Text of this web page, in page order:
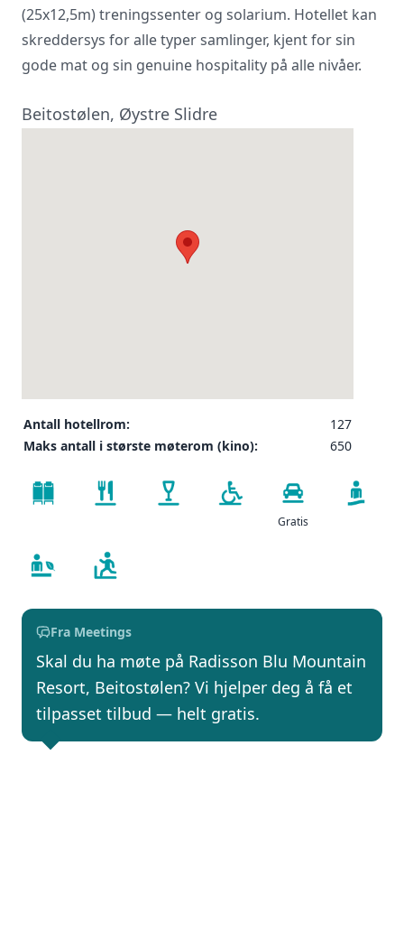
(25x12,5m) treningssenter og solarium. Hotellet kan
skreddersys for alle typer samlinger, kjent for sin
gode mat og sin genuine hospitality på alle nivåer.
Beitostølen, Øystre Slidre
Antall hotellrom:
127
Maks antall i største møterom (kino):
650
Gratis
Fra Meetings
Skal du ha møte på Radisson Blu Mountain
Resort, Beitostølen? Vi hjelper deg å få et
tilpasset tilbud — helt gratis.